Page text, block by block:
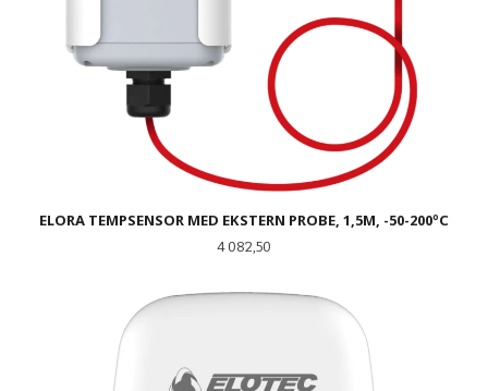
ELORA TEMPSENSOR MED EKSTERN PROBE, 1,5M, -50-200ºC
Pris
4 082,50